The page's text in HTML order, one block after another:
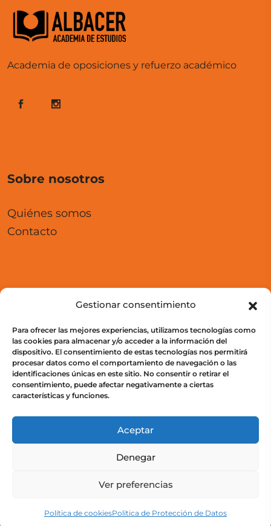
Gestionar consentimiento
Para ofrecer las mejores experiencias, utilizamos tecnologías como
las cookies para almacenar y/o acceder a la información del
dispositivo. El consentimiento de estas tecnologías nos permitirá
procesar datos como el comportamiento de navegación o las
identificaciones únicas en este sitio. No consentir o retirar el
consentimiento, puede afectar negativamente a ciertas
características y funciones.
Aceptar
Denegar
Ver preferencias
Política de cookiesPolítica de Protección de Datos
Academia de oposiciones y refuerzo académico
Sobre nosotros
Quiénes somos
Contacto
Aula Virtual
Cursos
Acceso a campus
Legal
Política de privacidad
Política de cookies (UE)